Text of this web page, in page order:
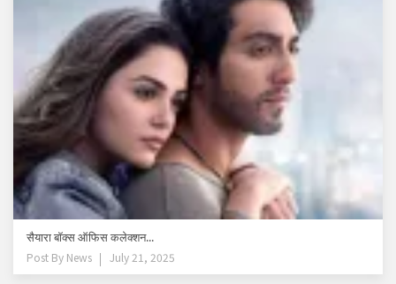
सैयारा बॉक्स ऑफिस कलेक्शन...
Post By News July 21, 2025